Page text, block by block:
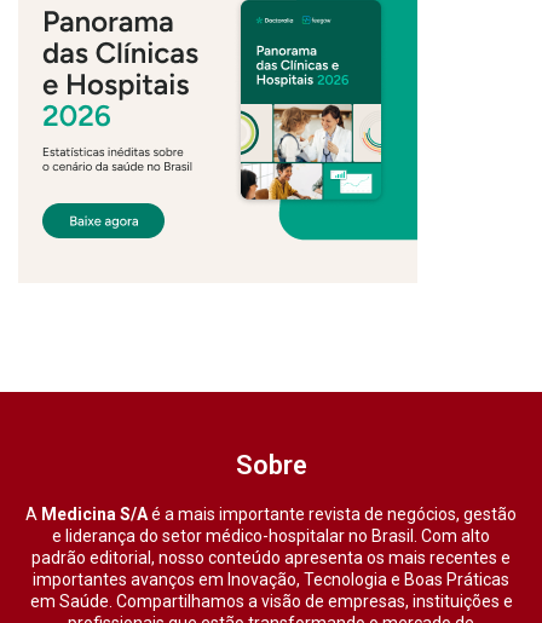
Sobre
A Medicina S/Aé a mais importante revista de negócios, gestão
e liderança do setor médico-hospitalar no Brasil. Com alto
padrão editorial, nosso conteúdo apresenta os mais recentes e
importantes avanços em Inovação, Tecnologia e Boas Práticas
em Saúde. Compartilhamos a visão de empresas, instituições e